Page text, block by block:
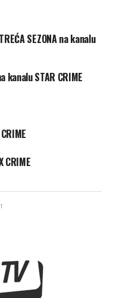
SEZONA na kanalu
kanalu STAR CRIME
CRIME